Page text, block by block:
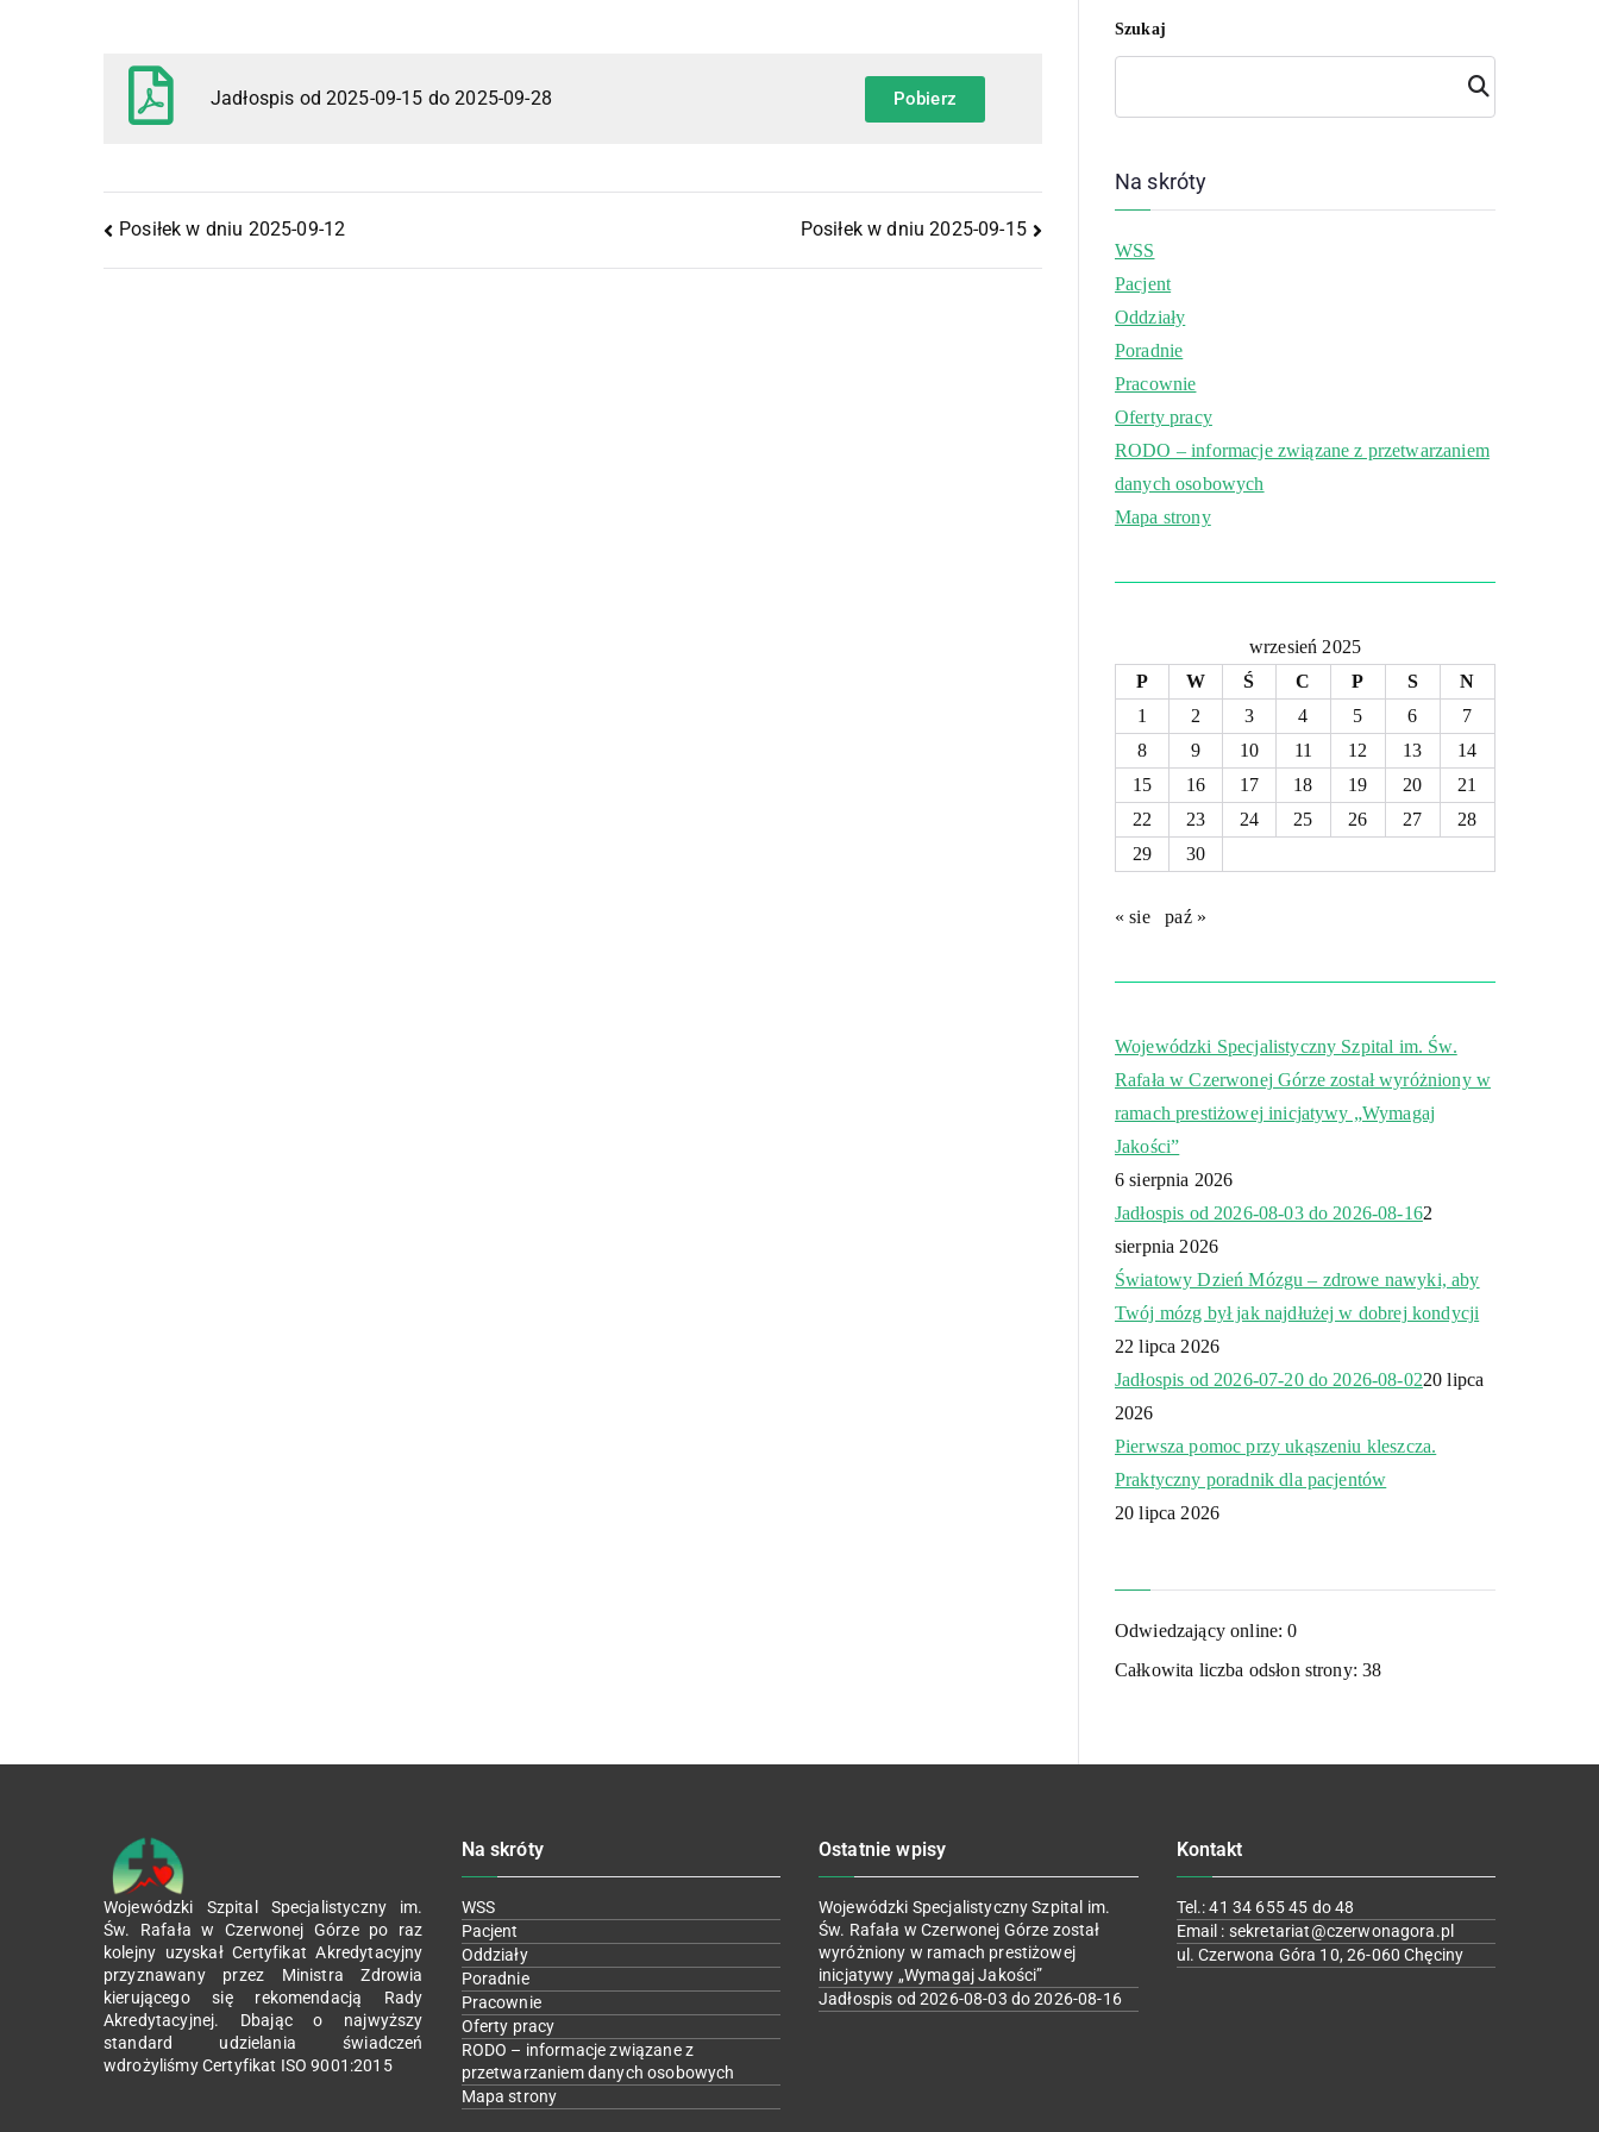
Jadłospis od 2025-09-15 do 2025-09-28 Pobierz
Posiłek w dniu 2025-09-12 Posiłek w dniu 2025-09-15
Szukaj
Szuk
aj
Na skróty
WSS
Pacjent
Oddziały
Poradnie
Pracownie
Oferty pracy
RODO – informacje związane z przetwarzaniem
danych osobowych
Mapa strony
wrzesień 2025
P
W Ś C P S
N
1
2 3 4 5 6
7
8
9 10 11 12 13
14
15
16 17 18 19 20
21
22
23 24 25 26 27
28
29
30
« sie paź »
Wojewódzki Specjalistyczny Szpital im. Św.
Rafała w Czerwonej Górze został wyróżniony w
ramach prestiżowej inicjatywy „Wymagaj
Jakości”
6 sierpnia 2026
Jadłospis od 2026-08-03 do 2026-08-162
sierpnia 2026
Światowy Dzień Mózgu – zdrowe nawyki, aby
Twój mózg był jak najdłużej w dobrej kondycji
22 lipca 2026
Jadłospis od 2026-07-20 do 2026-08-0220 lipca
2026
Pierwsza pomoc przy ukąszeniu kleszcza.
Praktyczny poradnik dla pacjentów
20 lipca 2026
Odwiedzający online:0
Całkowita liczba odsłon strony:38
Wojewódzki Szpital Specjalistyczny im.
Św. Rafała w Czerwonej Górze po raz
kolejny uzyskał Certyfikat Akredytacyjny
przyznawany przez Ministra Zdrowia
kierującego się rekomendacją Rady
Akredytacyjnej. Dbając o najwyższy
standard udzielania świadczeń
wdrożyliśmy Certyfikat ISO 9001:2015
Na skróty
WSS
Pacjent
Oddziały
Poradnie
Pracownie
Oferty pracy
RODO – informacje związane z
przetwarzaniem danych osobowych
Mapa strony
Ostatnie wpisy
Wojewódzki Specjalistyczny Szpital im.
Św. Rafała w Czerwonej Górze został
wyróżniony w ramach prestiżowej
inicjatywy „Wymagaj Jakości”
Jadłospis od 2026-08-03 do 2026-08-16
Kontakt
Tel.: 41 34 655 45 do 48
Email : sekretariat@czerwonagora.pl
ul. Czerwona Góra 10, 26-060 Chęciny